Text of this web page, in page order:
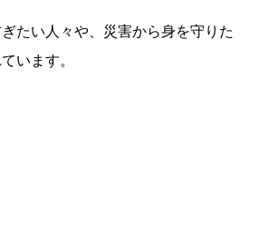
たい人々や、災害から身を守りた
います。